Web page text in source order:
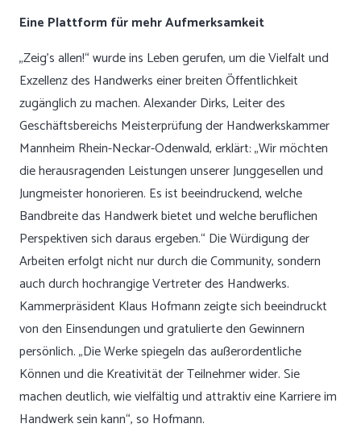
Eine Plattform für mehr Aufmerksamkeit
„Zeig’s allen!“ wurde ins Leben gerufen, um die Vielfalt und
Exzellenz des Handwerks einer breiten Öffentlichkeit
zugänglich zu machen. Alexander Dirks, Leiter des
Geschäftsbereichs Meisterprüfung der Handwerkskammer
Mannheim Rhein-Neckar-Odenwald, erklärt: „Wir möchten
die herausragenden Leistungen unserer Junggesellen und
Jungmeister honorieren. Es ist beeindruckend, welche
Bandbreite das Handwerk bietet und welche beruflichen
Perspektiven sich daraus ergeben.“ Die Würdigung der
Arbeiten erfolgt nicht nur durch die Community, sondern
auch durch hochrangige Vertreter des Handwerks.
Kammerpräsident Klaus Hofmann zeigte sich beeindruckt
von den Einsendungen und gratulierte den Gewinnern
persönlich. „Die Werke spiegeln das außerordentliche
Können und die Kreativität der Teilnehmer wider. Sie
machen deutlich, wie vielfältig und attraktiv eine Karriere im
Handwerk sein kann“, so Hofmann.